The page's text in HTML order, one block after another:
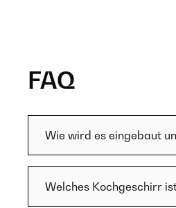
FAQ
Wie wird es eingebaut
Welches Kochgeschirr